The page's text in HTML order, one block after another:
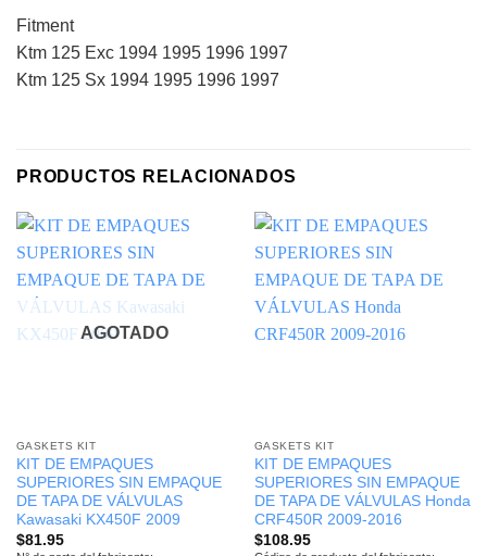
Fitment
Ktm 125 Exc 1994 1995 1996 1997
Ktm 125 Sx 1994 1995 1996 1997
PRODUCTOS RELACIONADOS
AGOTADO
GASKETS KIT
KIT DE EMPAQUES
SUPERIORES SIN EMPAQUE
DE TAPA DE VÁLVULAS
Kawasaki KX450F 2009
$81.95
GASKETS KIT
KIT DE EMPAQUES
SUPERIORES SIN EMPAQUE
DE TAPA DE VÁLVULAS Honda
CRF450R 2009-2016
$108.95